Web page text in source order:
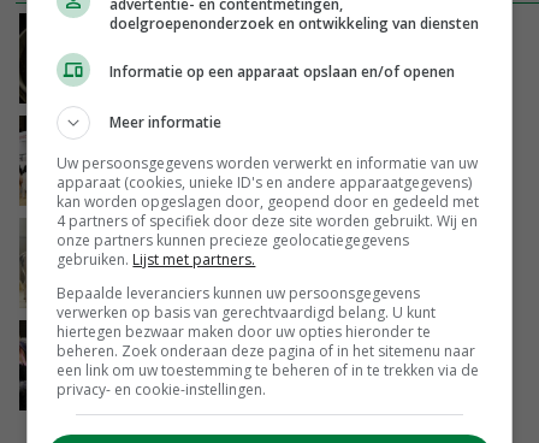
CRV heeft goede link met I&R-systeem
overheid
14-02-2018
22-12-2017
Coöperatie CRV pakt stamboektaken zelf op
16-11-2017
Na CRV-Boerindag kengetallen met man
doornemen
08-11-2017
doelgroepenonderzoek en ontwikkeling van diensten
Informatie op een apparaat opslaan en/of openen
Meer informatie
Uw persoonsgegevens worden verwerkt en informatie van uw
apparaat (cookies, unieke ID's en andere apparaatgegevens)
kan worden opgeslagen door, geopend door en gedeeld met
4 partners of specifiek door deze site worden gebruikt. Wij en
onze partners kunnen precieze geolocatiegegevens
gebruiken. Lijst met partners.
Bepaalde leveranciers kunnen uw persoonsgegevens
verwerken op basis van gerechtvaardigd belang. U kunt
hiertegen bezwaar maken door uw opties hieronder te
beheren. Zoek onderaan deze pagina of in het sitemenu naar
een link om uw toestemming te beheren of in te trekken via de
privacy- en cookie-instellingen.